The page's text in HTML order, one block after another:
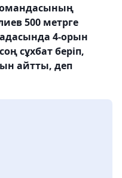
500 метрге
4-орын
сұхбат беріп,
айтты, деп